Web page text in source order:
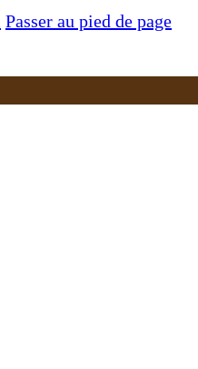
Passer au pied de page